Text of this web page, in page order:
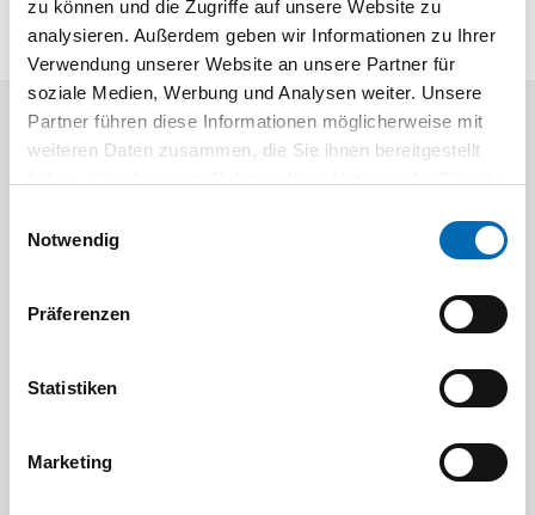
zu können und die Zugriffe auf unsere Website zu
analysieren. Außerdem geben wir Informationen zu Ihrer
Verwendung unserer Website an unsere Partner für
soziale Medien, Werbung und Analysen weiter. Unsere
Partner führen diese Informationen möglicherweise mit
weiteren Daten zusammen, die Sie ihnen bereitgestellt
Notwendig
Präferenzen
Statistiken
Marketing
Aktuelle Angebote
Bit-
Artikel-Nr.